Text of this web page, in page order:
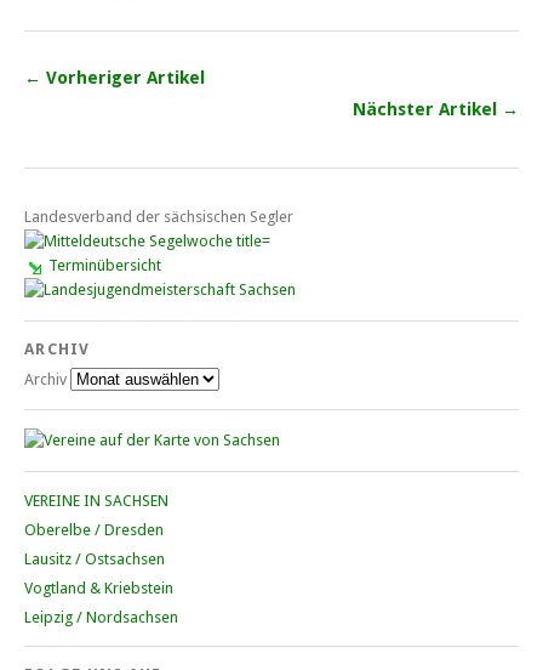
← Vorheriger Artikel
Nächster Artikel →
Landesverband der sächsischen Segler
Terminübersicht
ARCHIV
Archiv
VEREINE IN SACHSEN
Oberelbe / Dresden
Lausitz / Ostsachsen
Vogtland & Kriebstein
Leipzig / Nordsachsen